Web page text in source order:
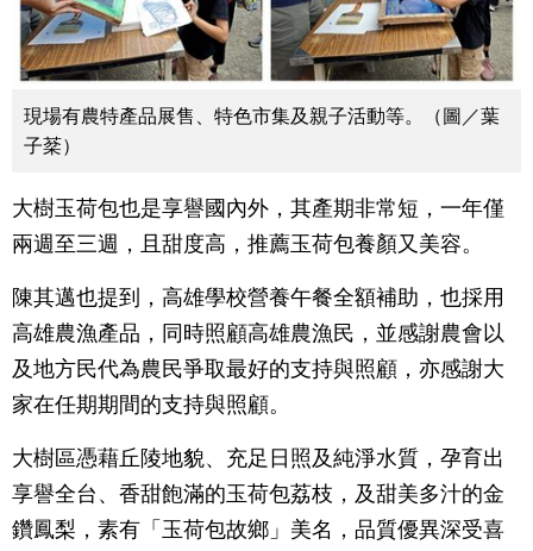
現場有農特產品展售、特色市集及親子活動等。（圖／葉
子棻）
大樹玉荷包也是享譽國內外，其產期非常短，一年僅
兩週至三週，且甜度高，推薦玉荷包養顏又美容。
陳其邁也提到，高雄學校營養午餐全額補助，也採用
高雄農漁產品，同時照顧高雄農漁民，並感謝農會以
及地方民代為農民爭取最好的支持與照顧，亦感謝大
家在任期期間的支持與照顧。
大樹區憑藉丘陵地貌、充足日照及純淨水質，孕育出
享譽全台、香甜飽滿的玉荷包荔枝，及甜美多汁的金
鑽鳳梨，素有「玉荷包故鄉」美名，品質優異深受喜